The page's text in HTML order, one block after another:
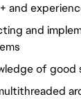
and
and
of